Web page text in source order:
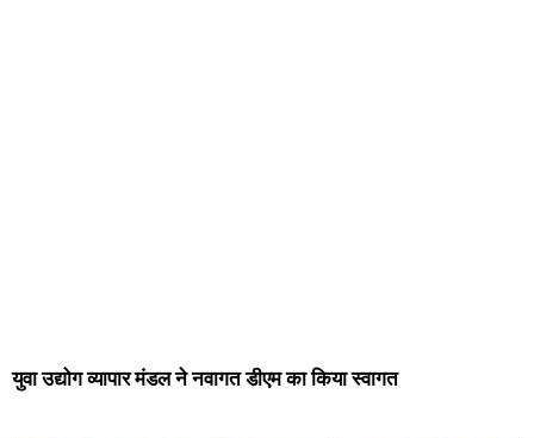
युवा उद्योग व्यापार मंडल ने नवागत डीएम का किया स्वागत